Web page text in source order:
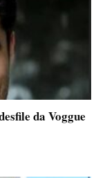
da Voggue